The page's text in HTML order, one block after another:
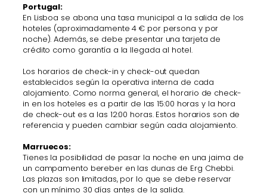
Portugal:
En Lisboa se abona una tasa municipal a la salida de los
hoteles (aproximadamente 4 € por persona y por
noche). Además, se debe presentar una tarjeta de
crédito como garantía a la llegada al hotel.
Los horarios de check-in y check-out quedan
establecidos según la operativa interna de cada
alojamiento. Como norma general, el horario de check-
in en los hoteles es a partir de las 15:00 horas y la hora
de check-out es a las 12:00 horas. Estos horarios son de
referencia y pueden cambiar según cada alojamiento.
Marruecos:
Tienes la posibilidad de pasar la noche en una jaima de
un campamento bereber en las dunas de Erg Chebbi.
Las plazas son limitadas, por lo que se debe reservar
con un mínimo 30 días antes de la salida.